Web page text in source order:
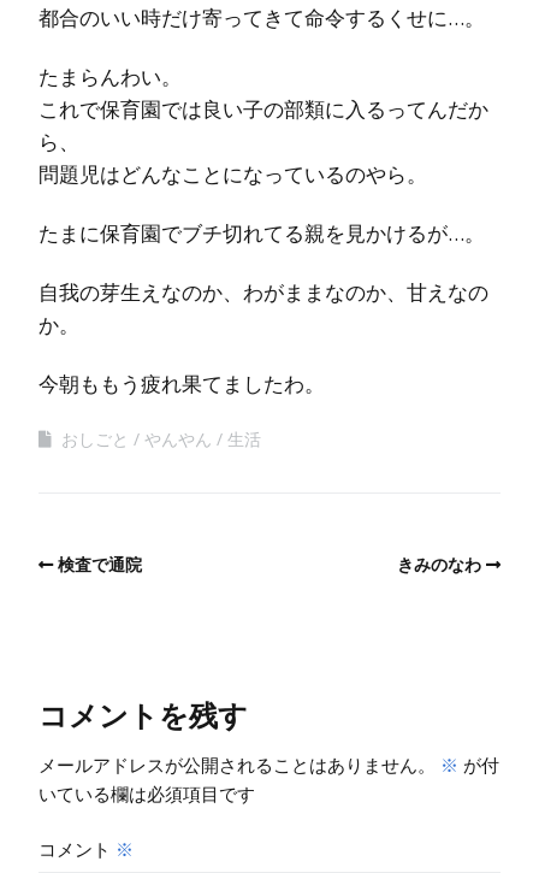
都合のいい時だけ寄ってきて命令するくせに…。
たまらんわい。
これで保育園では良い子の部類に入るってんだか
ら、
問題児はどんなことになっているのやら。
たまに保育園でブチ切れてる親を見かけるが…。
自我の芽生えなのか、わがままなのか、甘えなの
か。
今朝ももう疲れ果てましたわ。
おしごと やんやん 生活
検査で通院 きみのなわ
コメントを残す
メールアドレスが公開されることはありません。 ※ が付
いている欄は必須項目です
コメント ※